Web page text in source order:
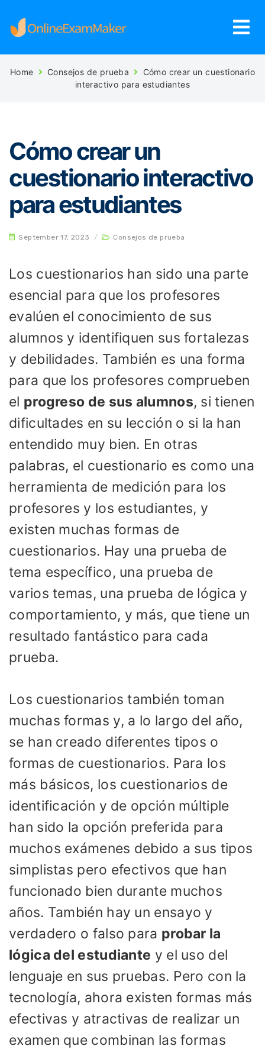
Home Consejos de prueba
Cómo crear un cuestionario
interactivo para estudiantes
Cómo crear un
cuestionario interactivo
para estudiantes
September 17, 2023 / Consejos de prueba
Los cuestionarios han sido una parte
esencial para que los profesores
evalúen el conocimiento de sus
alumnos y identifiquen sus fortalezas
y debilidades. También es una forma
para que los profesores comprueben
el progreso de sus alumnos, si tienen
dificultades en su lección o si la han
entendido muy bien. En otras
palabras, el cuestionario es como una
herramienta de medición para los
profesores y los estudiantes, y
existen muchas formas de
cuestionarios. Hay una prueba de
tema específico, una prueba de
varios temas, una prueba de lógica y
comportamiento, y más, que tiene un
resultado fantástico para cada
prueba.
Los cuestionarios también toman
muchas formas y, a lo largo del año,
se han creado diferentes tipos o
formas de cuestionarios. Para los
más básicos, los cuestionarios de
identificación y de opción múltiple
han sido la opción preferida para
muchos exámenes debido a sus tipos
simplistas pero efectivos que han
funcionado bien durante muchos
años. También hay un ensayo y
verdadero o falso para probar la
lógica del estudiante y el uso del
lenguaje en sus pruebas. Pero con la
tecnología, ahora existen formas más
efectivas y atractivas de realizar un
examen que combinan las formas